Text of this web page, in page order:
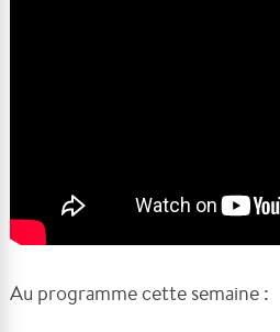
Au programme cette semaine :